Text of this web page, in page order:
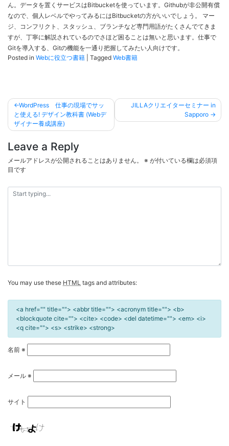
ん。データを置くサービスはBitbucketを使っています。Githubが非公開有償
なので、個人レベルでやってみるにはBitbucketの方がいいでしょう。 マー
ジ、コンフリクト、スタッシュ、ブランチなど専門用語がたくさんでてきま
すが、丁寧に解説されているのでさほど困ることは無いと思います。仕事で
Gitを導入する、Gitの機能を一通り把握してみたい人向けです。
Posted in Webに役立つ書籍 Tagged Web書籍
投
稿
ナ
ビ
ゲ
ー
ョ
WordPress 仕事の現場でサッ
と使える! デザイン教科書 (Webデ
ザイナー養成講座)
JILLAクリエイターセミナー in
Sapporo
Leave a Reply
メールアドレスが公開されることはありません。 ※ が付いている欄は必須項
目です
You may use these HTML tags and attributes:
<a href="" title=""> <abbr title=""> <acronym title=""> <b>
<blockquote cite=""> <cite> <code> <del datetime=""> <em> <i>
<q cite=""> <s> <strike> <strong>
名前 ※
メール ※
サイト